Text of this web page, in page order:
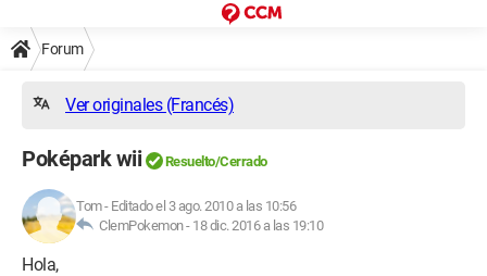
Forum
Ver originales (Francés)
Poképark wii Resuelto/Cerrado
Tom- Editado el 3 ago. 2010 a las 10:56
ClemPokemon - 18 dic. 2016 a las 19:10
Hola,